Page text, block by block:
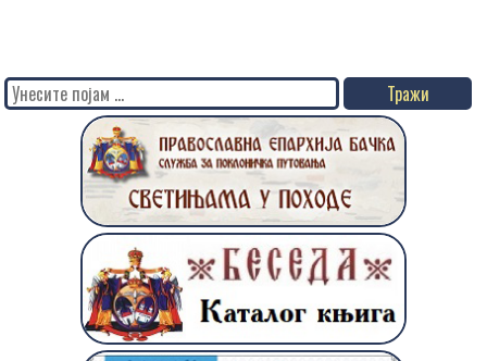
Search
for: